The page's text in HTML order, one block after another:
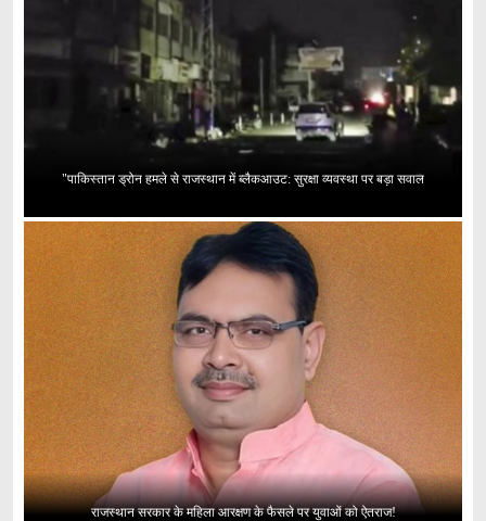
"पाकिस्तान ड्रोन हमले से राजस्थान में ब्लैकआउट: सुरक्षा व्यवस्था पर बड़ा सवाल
राजस्थान सरकार के महिला आरक्षण के फैसले पर युवाओं को ऐतराज!